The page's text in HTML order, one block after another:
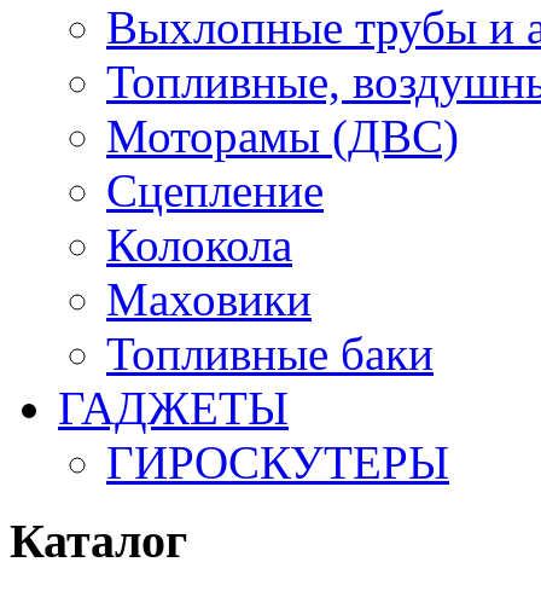
Выхлопные трубы и
Топливные,
Моторамы (ДВС)
Сцепление
Колокола
Маховики
Топливные баки
ГАДЖЕТЫ
ГИРОСКУТЕРЫ
Каталог